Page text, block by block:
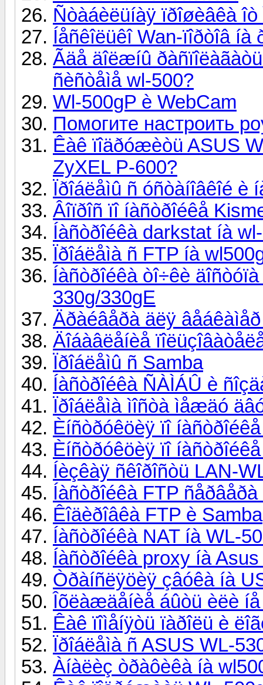
Ñòàáèëüíàÿ ïðîøèâêà îò
Íåñêîëüêî Wan-ïîðòîâ íà
Ãäå äîëæíû
ñèñòåìå wl-500?
Wl-500gP è WebCam
Помогите настроить
Êàê ïîäðóæèòü ASUS
ZyXEL P-600?
Ïðîáëåìû ñ óñòàíîâêîé è
Âîïðîñ ïî íàñòðîéêå
Íàñòðîéêà darkstat íà
Ïðîáëåìà ñ FTP íà
Íàñòðîéêà òî÷êè
330g/330gE
Äðàéâåðà äëÿ
Äîáàâëåíèå
Ïðîáëåìû ñ Samba
Íàñòðîéêà ÑÀÌÁÛ è
Ïðîáëåìà ìîñòà ìåæäó
Èíñòðóêöèÿ ïî
Èíñòðóêöèÿ ïî
Íèçêàÿ ñêîðîñòü LAN-
Íàñòðîéêà FTP
Êîäèðîâêà FTP è Samba
Íàñòðîéêà NAT íà WL-
Íàñòðîéêà proxy íà
Òðàíñëÿöèÿ çâóêà íà
Îõëàæäåíèå áûòü èëè
Êàê ïîìåíÿòü ïàðîëü è
Ïðîáëåìà ñ ASUS WL-
Àíàëèç òðàôèêà íà